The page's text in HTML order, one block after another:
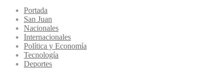
Portada
San Juan
Nacionales
Internacionales
Política y Economía
Tecnología
Deportes